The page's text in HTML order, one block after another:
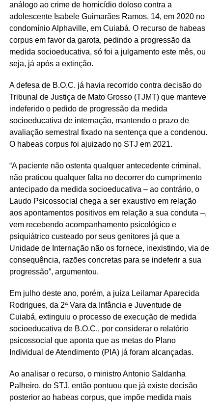
análogo ao crime de homicídio doloso contra a
adolescente Isabele Guimarães Ramos, 14, em 2020 no
condomínio Alphaville, em Cuiabá. O recurso de habeas
corpus em favor da garota, pedindo a progressão da
medida socioeducativa, só foi a julgamento este mês, ou
seja, já após a extinção.
A defesa de B.O.C. já havia recorrido contra decisão do
Tribunal de Justiça de Mato Grosso (TJMT) que manteve
indeferido o pedido de progressão da medida
socioeducativa de internação, mantendo o prazo de
avaliação semestral fixado na sentença que a condenou.
O habeas corpus foi ajuizado no STJ em 2021.
“A paciente não ostenta qualquer antecedente criminal,
não praticou qualquer falta no decorrer do cumprimento
antecipado da medida socioeducativa – ao contrário, o
Laudo Psicossocial chega a ser exaustivo em relação
aos apontamentos positivos em relação a sua conduta –,
vem recebendo acompanhamento psicológico e
psiquiátrico custeado por seus genitores já que a
Unidade de Internação não os fornece, inexistindo, via de
consequência, razões concretas para se indeferir a sua
progressão”, argumentou.
Em julho deste ano, porém, a juíza Leilamar Aparecida
Rodrigues, da 2ª Vara da Infância e Juventude de
Cuiabá, extinguiu o processo de execução de medida
socioeducativa de B.O.C., por considerar o relatório
psicossocial que aponta que as metas do Plano
Individual de Atendimento (PIA) já foram alcançadas.
Ao analisar o recurso, o ministro Antonio Saldanha
Palheiro, do STJ, então pontuou que já existe decisão
posterior ao habeas corpus, que impõe medida mais